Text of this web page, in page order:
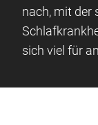
nach, mit der
sich viel für